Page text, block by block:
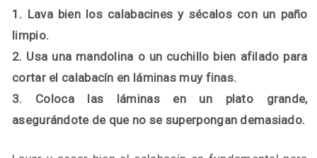
1. Lava bien los calabacines y sécalos con un paño
limpio.
2. Usa una mandolina o un cuchillo bien afilado para
cortar el calabacín en láminas muy finas.
3. Coloca las láminas en un plato grande,
asegurándote de que no se superpongan demasiado.